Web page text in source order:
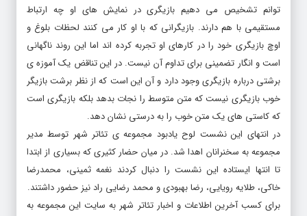
توانم تشخیص می دهیم بازیگری در نمایش های او چه ارتباط
مستقیمی با هم دارند. بازیگرانی که با او کار می کنند لحظات بلوغ و
اوچ بازیگری خود را در کارهای او تجربه کرده اند اما این روند ناگهانی
است و انگار تضمینی برای تداوم آن نیست. در این تناقض یک آموزه ی
برشتی درباره بازیگری وجود دارد و آن این است که از نظر برشت بازیگر
خوب بازیگری نیست که متن متوسط را نجات بدهد بلکه بازیگری است
که کاستی های یک متن خوب را به درستی نشان دهد.
در انتهای این نشست لوح یادبود مجموعه ی تئاتر شهر توسط مدیر
مجموعه به سخنرانان اهدا شد. در میان حضار کثیری که بسیاری از ابتدا
تا انتها ایستاده این نشست را دنبال کردند نغمه ثمینی، محمدرضا
خاکی، طلایه رویایی، رضا بهبودی و محمد رضایی راد نیز حضور داشتند.
برای کسب آخرین اطلاعات و اخبار تئاتر شهر به سایت این مجموعه به